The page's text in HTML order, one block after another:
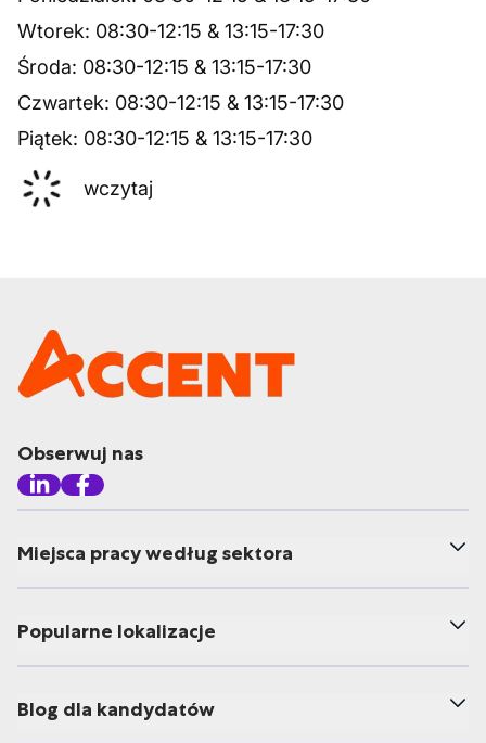
Wtorek: 08:30-12:15 & 13:15-17:30
Środa: 08:30-12:15 & 13:15-17:30
Czwartek: 08:30-12:15 & 13:15-17:30
Piątek: 08:30-12:15 & 13:15-17:30
wczytaj
Obserwuj nas
Miejsca pracy według sektora
Popularne lokalizacje
Blog dla kandydatów